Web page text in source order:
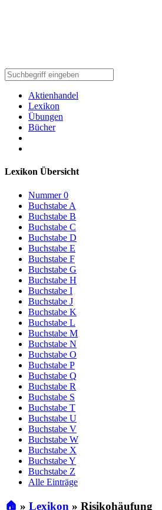
Aktienhandel
Lexikon
Übungen
Bücher
Lexikon Übersicht
Nummer 0
Buchstabe A
Buchstabe B
Buchstabe C
Buchstabe D
Buchstabe E
Buchstabe F
Buchstabe G
Buchstabe H
Buchstabe I
Buchstabe J
Buchstabe K
Buchstabe L
Buchstabe M
Buchstabe N
Buchstabe O
Buchstabe P
Buchstabe Q
Buchstabe R
Buchstabe S
Buchstabe T
Buchstabe U
Buchstabe V
Buchstabe W
Buchstabe X
Buchstabe Y
Buchstabe Z
Alle Einträge
🏠 » Lexikon » Risikohäufung